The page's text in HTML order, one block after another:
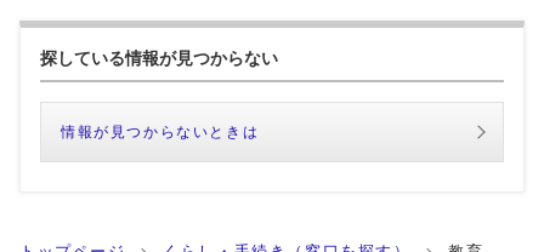
探している情報が見つからない
情報が見つからないときは